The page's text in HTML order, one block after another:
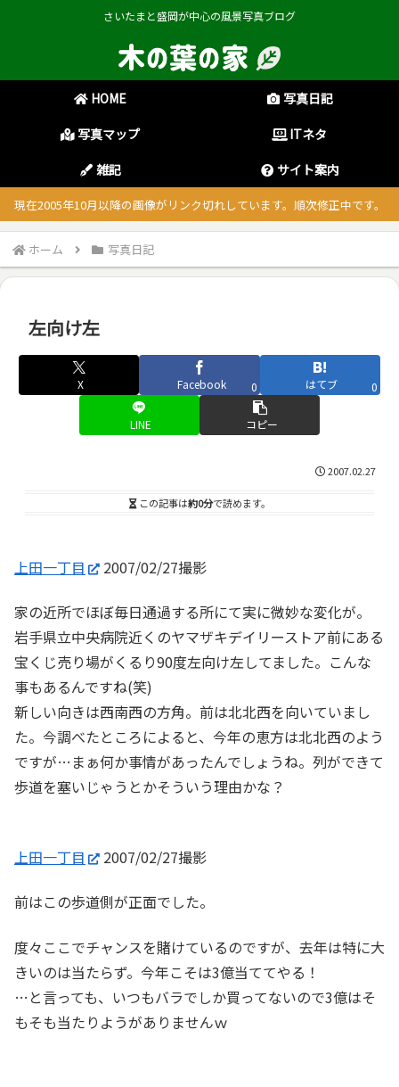
さいたまと盛岡が中心の風景写真ブログ
HOME
写真日記
写真マップ
ITネタ
雑記
サイト案内
現在2005年10月以降の画像がリンク切れしています。順次修正中です。
ホーム 写真日記
左向け左
X Facebook 0 はてブ 0
LINE コピー
2007.02.27
この記事は約0分で読めます。
上田一丁目 2007/02/27撮影
家の近所でほぼ毎日通過する所にて実に微妙な変化が。
岩手県立中央病院近くのヤマザキデイリーストア前にある
宝くじ売り場がくるり90度左向け左してました。こんな
事もあるんですね(笑)
新しい向きは西南西の方角。前は北北西を向いていまし
た。今調べたところによると、今年の恵方は北北西のよう
ですが…まぁ何か事情があったんでしょうね。列ができて
歩道を塞いじゃうとかそういう理由かな？
上田一丁目 2007/02/27撮影
前はこの歩道側が正面でした。
度々ここでチャンスを賭けているのですが、去年は特に大
きいのは当たらず。今年こそは3億当ててやる！
…と言っても、いつもバラでしか買ってないので3億はそ
もそも当たりようがありませんｗ